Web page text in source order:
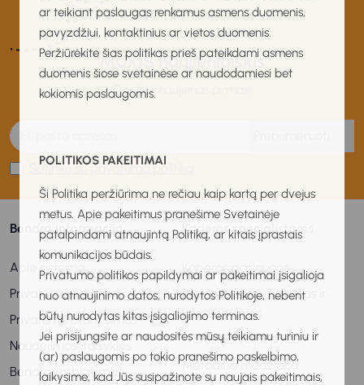
ar teikiant paslaugas renkamus asmens duomenis,
pavyzdžiui, kontaktinius ar vietos duomenis.
Peržiūrėkite šias politikas prieš pateikdami asmens
duomenis šiose svetainėse ar naudodamiesi bet
kokiomis paslaugomis.
POLITIKOS PAKEITIMAI
Ši Politika peržiūrima ne rečiau kaip kartą per dvejus
metus. Apie pakeitimus pranešime Svetainėje
patalpindami atnaujintą Politiką, ar kitais įprastais
komunikacijos būdais.
Privatumo politikos papildymai ar pakeitimai įsigalioja
nuo atnaujinimo datos, nurodytos Politikoje, nebent
būtų nurodytas kitas įsigaliojimo terminas.
Jei prisijungsite ar naudositės mūsų teikiamu turiniu ir
(ar) paslaugomis po tokio pranešimo paskelbimo,
laikysime, kad Jūs susipažinote su naujais pakeitimais,
MUKIS naujienlaiškis
Gaukite naujienas pirmas!
Sutinku su privatumo politika
Bendra informacija
Apie sistemą
Privatumo politika
Privatumo pranešimas
Naudojimosi taisyklės
Bendradarbiavimas
Karjeros specialistams
Karjeros paslaugos
Profesinis informavimas ir
konsultavimas
Profesinis veiklinimas
Metodinė medžiaga